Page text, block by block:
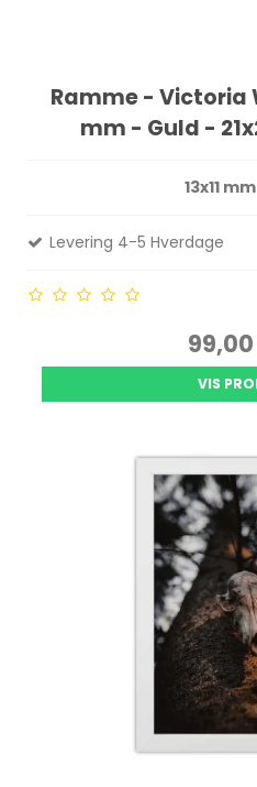
Ramme - Victoria
mm - Guld -
13x11
Levering 4-5 Hverdage
99,00
VIS